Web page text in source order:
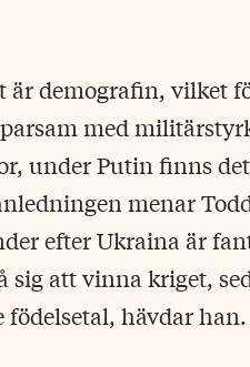
är demografin, vilket
med
under Putin finns
menar
efter Ukraina är
sig att vinna kriget,
hävdar han.